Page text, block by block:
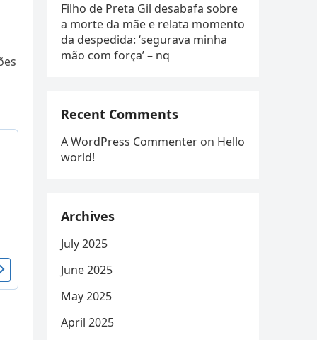
Filho de Preta Gil desabafa sobre
a morte da mãe e relata momento
da despedida: ‘segurava minha
mão com força’ – nq
Recent Comments
A WordPress Commenter on Hello
world!
Archives
July 2025
June 2025
May 2025
April 2025